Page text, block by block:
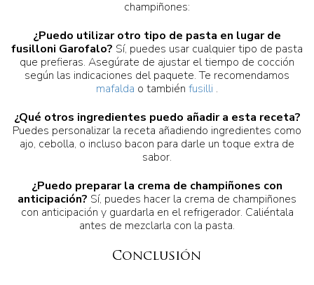
champiñones:
¿Puedo utilizar otro tipo de pasta en lugar de
fusilloni Garofalo? Sí, puedes usar cualquier tipo de pasta
que prefieras. Asegúrate de ajustar el tiempo de cocción
según las indicaciones del paquete. Te recomendamos
mafalda o también fusilli .
¿Qué otros ingredientes puedo añadir a esta receta?
Puedes personalizar la receta añadiendo ingredientes como
ajo, cebolla, o incluso bacon para darle un toque extra de
sabor.
¿Puedo preparar la crema de champiñones con
anticipación? Sí, puedes hacer la crema de champiñones
con anticipación y guardarla en el refrigerador. Caliéntala
antes de mezclarla con la pasta.
Conclusión